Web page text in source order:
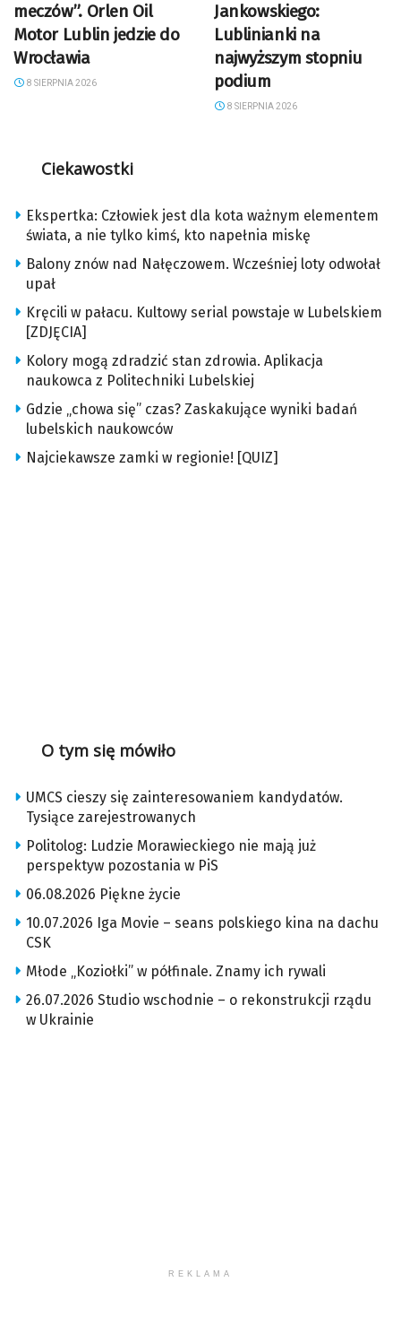
meczów”. Orlen Oil
Motor Lublin jedzie do
Wrocławia
8 SIERPNIA 2026
Jankowskiego:
Lublinianki na
najwyższym stopniu
podium
8 SIERPNIA 2026
Ciekawostki
Ekspertka: Człowiek jest dla kota ważnym elementem
świata, a nie tylko kimś, kto napełnia miskę
Balony znów nad Nałęczowem. Wcześniej loty odwołał
upał
Kręcili w pałacu. Kultowy serial powstaje w Lubelskiem
[ZDJĘCIA]
Kolory mogą zdradzić stan zdrowia. Aplikacja
naukowca z Politechniki Lubelskiej
Gdzie „chowa się” czas? Zaskakujące wyniki badań
lubelskich naukowców
Najciekawsze zamki w regionie! [QUIZ]
O tym się mówiło
UMCS cieszy się zainteresowaniem kandydatów.
Tysiące zarejestrowanych
Politolog: Ludzie Morawieckiego nie mają już
perspektyw pozostania w PiS
06.08.2026 Piękne życie
10.07.2026 Iga Movie – seans polskiego kina na dachu
CSK
Młode „Koziołki” w półfinale. Znamy ich rywali
26.07.2026 Studio wschodnie – o rekonstrukcji rządu
w Ukrainie
REKLAMA